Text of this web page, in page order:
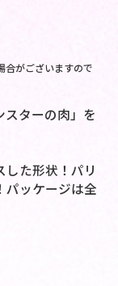
合がございますので
ターの肉」を
た形状！パリ
パッケージは全